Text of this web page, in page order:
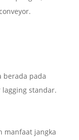
berada pada
standar.
manfaat jangka